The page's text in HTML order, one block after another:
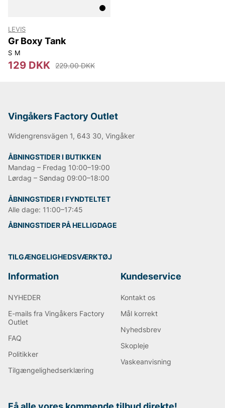
LEVIS
Gr Boxy Tank
S M
129 DKK 229.00 DKK
Vingåkers Factory Outlet
Widengrensvägen 1, 643 30, Vingåker
ÅBNINGSTIDER I BUTIKKEN
Mandag – Fredag 10:00–19:00
Lørdag – Søndag 09:00–18:00
ÅBNINGSTIDER I FYNDTELTET
Alle dage: 11:00–17:45
ÅBNINGSTIDER PÅ HELLIGDAGE
TILGÆNGELIGHEDSVÆRKTØJ
Information
NYHEDER
E-mails fra Vingåkers Factory
Outlet
FAQ
Politikker
Tilgængelighedserklæring
Kundeservice
Kontakt os
Mål korrekt
Nyhedsbrev
Skopleje
Vaskeanvisning